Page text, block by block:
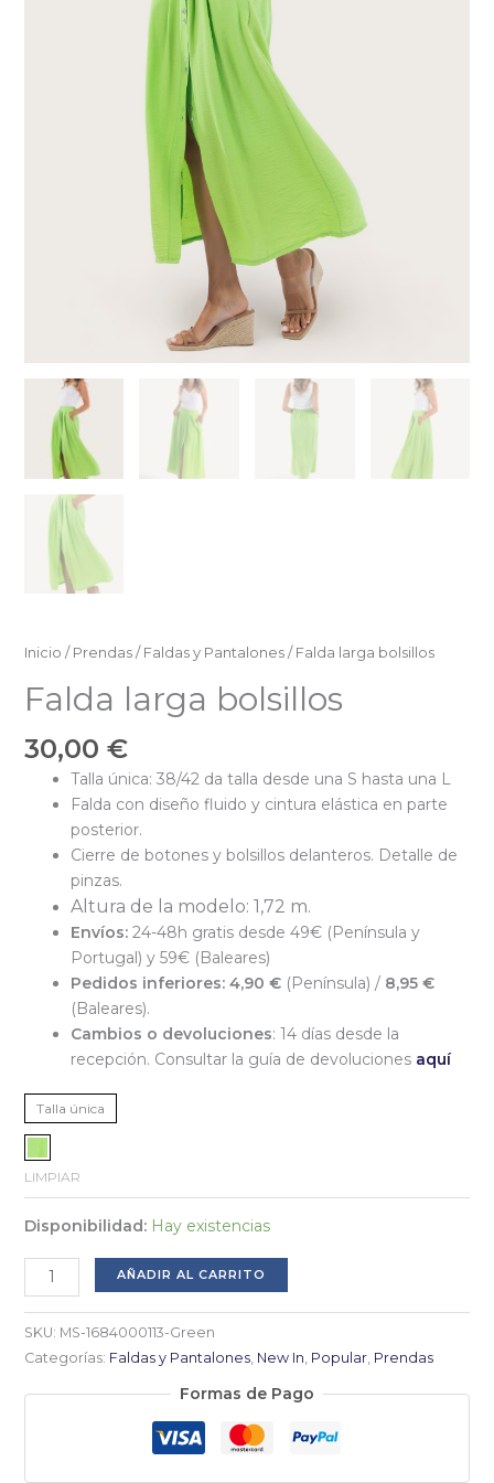
Inicio / Prendas/ Faldas y Pantalones/ Falda larga bolsillos
Falda larga bolsillos
30,00 €
Talla única: 38/42 da talla desde una S hasta una L
Falda con diseño fluido y cintura elástica en parte
posterior.
Cierre de botones y bolsillos delanteros. Detalle de
pinzas.
Altura de la modelo: 1,72 m.
Envíos: 24-48h gratis desde 49€ (Península y
Portugal) y 59€ (Baleares)
Pedidos inferiores: 4,90 €(Península) / 8,95 €
(Baleares).
Cambios o devoluciones: 14 días desde la
recepción. Consultar la guía de devoluciones aquí
Talla única
LIMPIAR
Disponibilidad: Hay existencias
Falda
larga
bolsillos
AÑADIR AL CARRITO
SKU: MS-1684000113-Green
Categorías: Faldas y Pantalones, New In, Popular, Prendas
Formas de Pago